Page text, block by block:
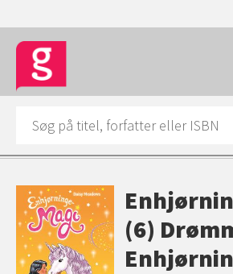
(6)